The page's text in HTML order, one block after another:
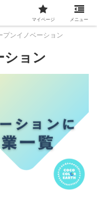
プンイノベーション
ション
マイページ メニュー